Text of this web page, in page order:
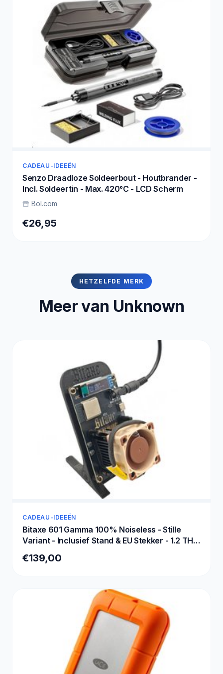
CADEAU-IDEEËN
Senzo Draadloze Soldeerbout - Houtbrander -
Incl. Soldeertin - Max. 420°C - LCD Scherm
Bol.com
€26,95
HETZELFDE MERK
Meer van Unknown
CADEAU-IDEEËN
Bitaxe 601 Gamma 100% Noiseless - Stille
Variant - Inclusief Stand & EU Stekker - 1.2 TH/s
€139,00